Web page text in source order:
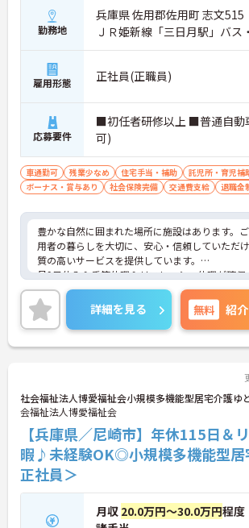
勤務地
兵庫県 佐用郡佐用町 志文515
ＪＲ姫新線「三日月駅」バス
雇用形態 正社員(正職員)
応募要件
■初任者研修以上 ■普通自動
可)
車通勤可 残業少なめ 住宅手当・補助 託児所・育児補
ボーナス・賞与あり
社会保険完備 交通費支給 退職金
豊かな自然に囲まれた場所に施設はあります。
用者の暮らしを大切に、安心・信頼していただ
質の高いサービスを提供しています。
月9日休み＆季節休暇＆リフレッシュ休暇が確保
れ、プライベートとのメリハリをつけた就業が
です。
ご興味のある方には、面接対策ポイントなど、
に詳細をお話しいたしますのでお気軽にご相談
さい！
詳細を見る 無料 紹
社会福祉法人博愛福祉会小規模多機能型居宅介護ゆ
会福祉法人博愛福祉会
【兵庫県／尼崎市】年休115日＆
暇♪未経験OK◎小規模多機能型居
正社員＞
月収 20.0万円～30.0万円程